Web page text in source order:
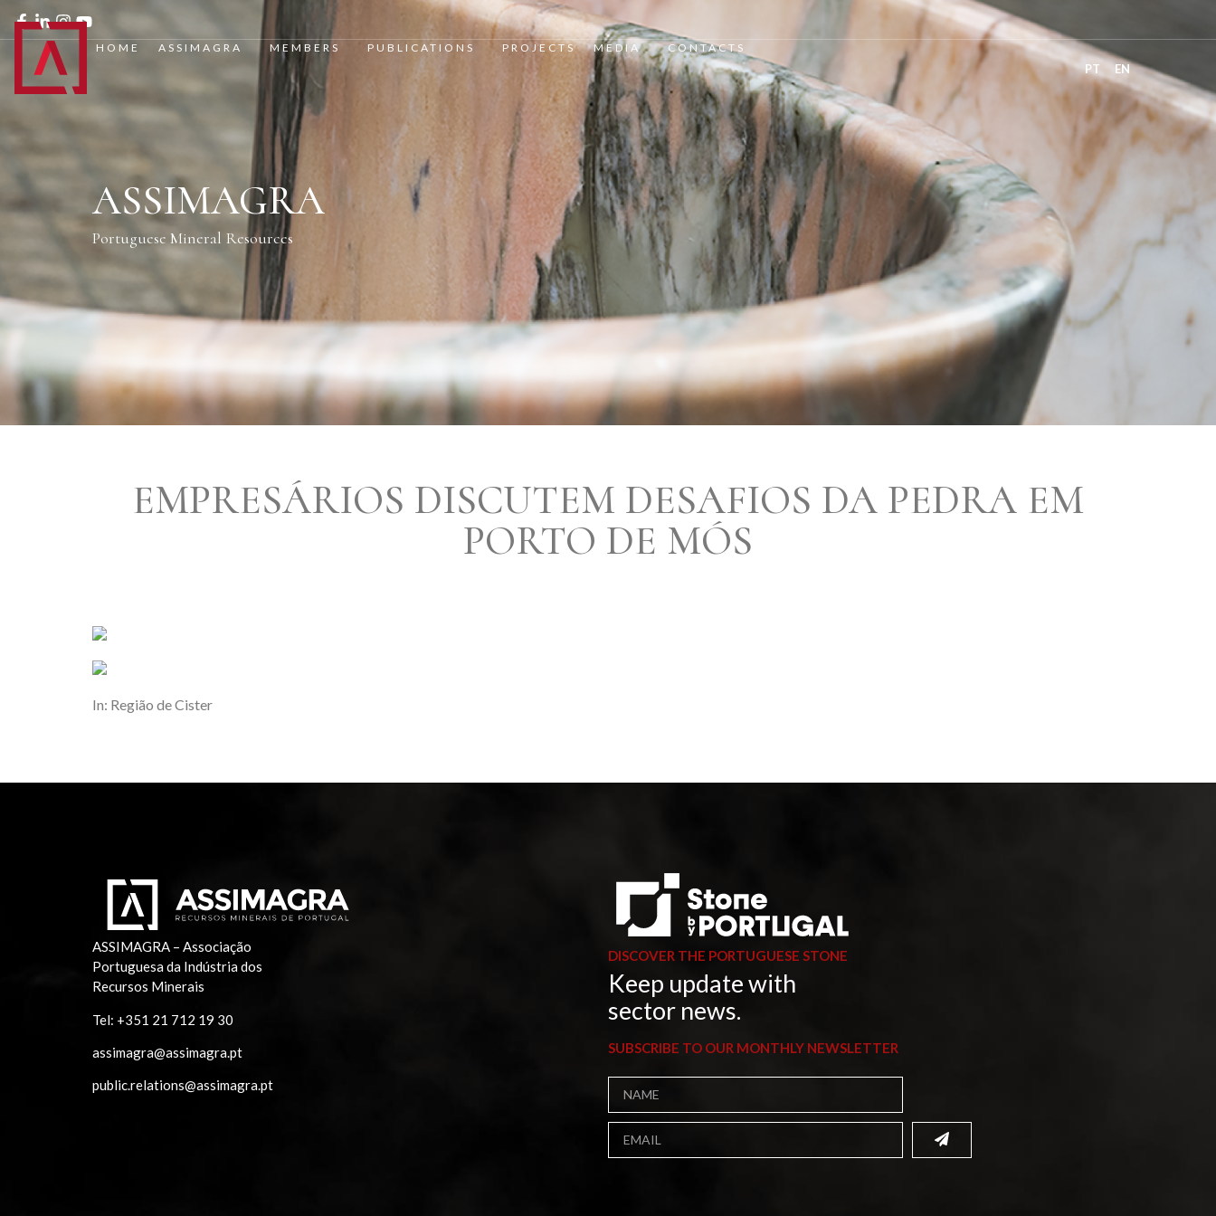
HOME ASSIMAGRA MEMBERS PUBLICATIONS PROJECTS MEDIA CONTACTS
PT EN
ASSIMAGRA
Portuguese Mineral Resources
EMPRESÁRIOS DISCUTEM DESAFIOS DA PEDRA EM
PORTO DE MÓS
In: Região de Cister
ASSIMAGRA – Associação
Portuguesa da Indústria dos
Recursos Minerais
Tel: +351 21 712 19 30
assimagra@assimagra.pt
public.relations@assimagra.pt
DISCOVER THE PORTUGUESE STONE
Keep update with
sector news.
SUBSCRIBE TO OUR MONTHLY NEWSLETTER